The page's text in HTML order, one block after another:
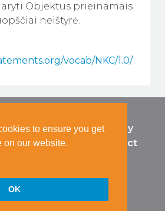
to ensure you get
on our website.
OK
Objektus prieinamais
neištyrė.
vocab/NKC/1.0/
is an
based
by
content on this
Public Domain
Privacy
Contact